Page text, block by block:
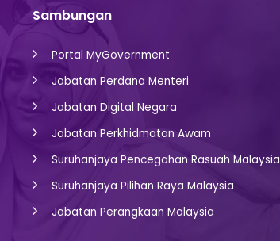
Sambungan
Portal MyGovernment
Jabatan Perdana Menteri
Jabatan Digital Negara
Jabatan Perkhidmatan Awam
Suruhanjaya Pencegahan Rasuah Malaysia
Suruhanjaya Pilihan Raya Malaysia
Jabatan Perangkaan Malaysia